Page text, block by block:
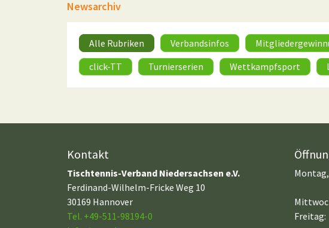
Newsarchiv
Alle Rubriken Verbandsinfos
click-TT
Turnierserien Wettkampfsport
Kontakt
Tischtennis-Verband Niedersachsen e.V.
Ferdinand-Wilhelm-Fricke Weg 10
30169 Hannover
Tel. +49-511-98194-0
Freitag: